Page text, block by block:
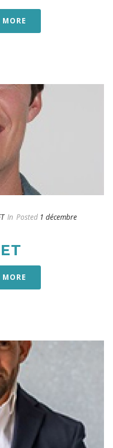
MORE
In Posted 1 décembre
MORE